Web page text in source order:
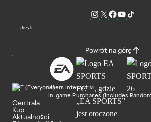
Język
Powrót na górę
Users Interact
In-game Purchases (Includes
Centrala
Kup
Aktualności